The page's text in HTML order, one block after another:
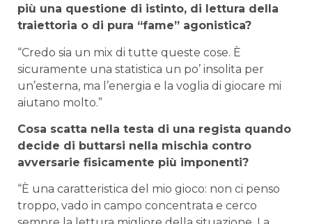
più una questione di istinto, di lettura della
traiettoria o di pura “fame” agonistica?
“Credo sia un mix di tutte queste cose. È
sicuramente una statistica un po’ insolita per
un’esterna, ma l’energia e la voglia di giocare mi
aiutano molto.”
Cosa scatta nella testa di una regista quando
decide di buttarsi nella mischia contro
avversarie fisicamente più imponenti?
“È una caratteristica del mio gioco: non ci penso
troppo, vado in campo concentrata e cerco